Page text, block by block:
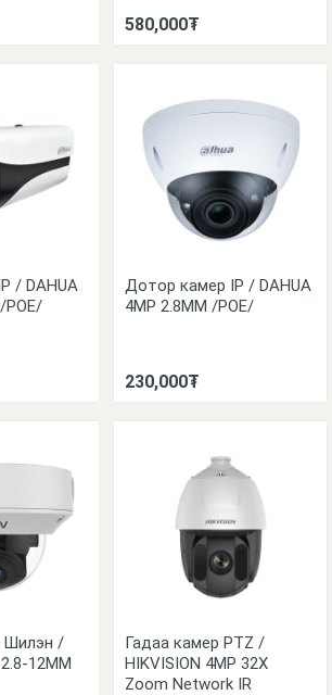
580,000₮
/ DAHUA
POE/
Дотор камер IP / DAHUA
4MP 2.8MM /POE/
230,000₮
Шилэн /
12MM
Гадаа камер PTZ /
HIKVISION 4MP 32X
Zoom Network IR